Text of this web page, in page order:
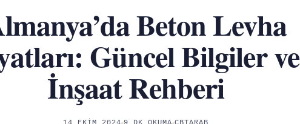
Beton Levha
Güncel Bilgiler ve
İnşaat Rehberi